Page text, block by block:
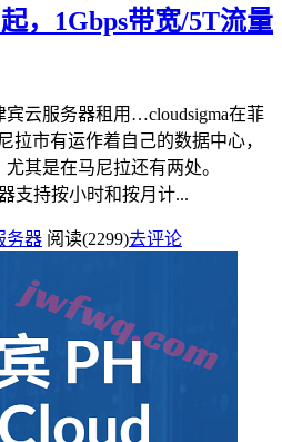
，1Gbps带宽/5T流量
云服务器租用…cloudsigma在菲
拉市有运作着自己的数据中心，
其是在马尼拉还有两处。
支持按小时和按月计...
务器 阅读(2299)去评论